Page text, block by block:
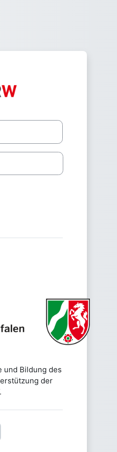
bei
und Bildung des
der